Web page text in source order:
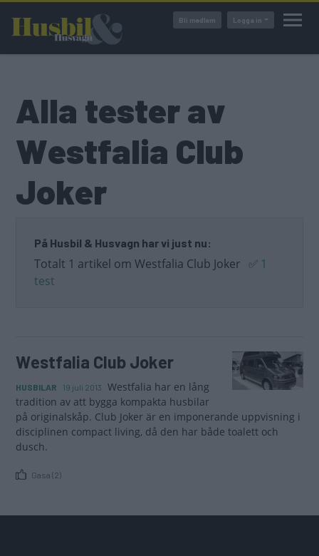
huvudinnehåll
Bli medlem Logga in
Alla tester av
Westfalia Club
Joker
På Husbil & Husvagn har vi just nu:
Totalt 1 artikel om Westfalia Club Joker ✅ 1
test
Westfalia Club Joker
HUSBILAR 19 juli 2013
Westfalia har en lång
tradition av att bygga kompakta husbilar
på originalskåp. Club Joker är en imponerande uppvisning i
disciplinen compact living, då den har både toalett och
dusch.
Gasa (2)